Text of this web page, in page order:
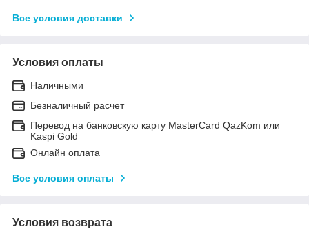
Все условия доставки
Условия оплаты
Наличными
Безналичный расчет
Перевод на банковскую карту MasterCard QazKom или
Kaspi Gold
Онлайн оплата
Все условия оплаты
Условия возврата